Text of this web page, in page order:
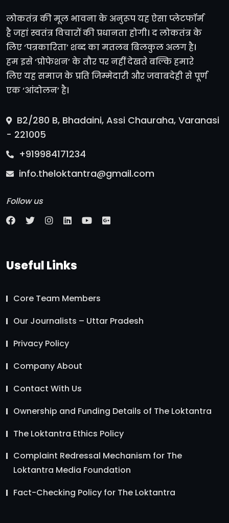
लोकतंत्र की मूल भावना के अनुरूप यह ऐसा प्लेटफॉर्म
है जहां स्वतंत्र विचारों की प्रधानता होगी। द लोकतंत्र के
लिए ‘पत्रकारिता’ शब्द का मतलब बिलकुल अलग है।
हम इसे ‘प्रोफेशन’ के तौर पर नहीं देखते बल्कि हमारे
लिए यह समाज के प्रति जिम्मेदारी और जवाबदेही से पूर्ण
एक ‘आंदोलन’ है।
B2/280 B, Bhadaini, Assi Chauraha, Varanasi
- 221005
+919984171234
info.theloktantra@gmail.com
Follow us
Useful Links
Core Team Members
Our Journalists – Uttar Pradesh
Privacy Policy
Company About
Contact With Us
Ownership and Funding Details of The Loktantra
The Loktantra Ethics Policy
Complaint Redressal Mechanism for The
Loktantra Media Foundation
Fact-Checking Policy for The Loktantra